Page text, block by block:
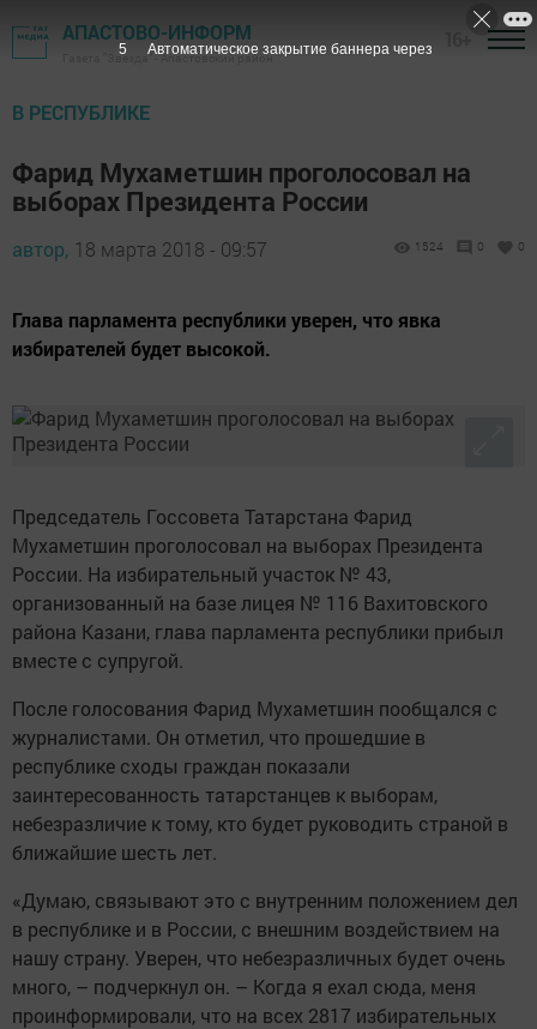
АПАСТОВО-ИНФОРМ
Газета "Звезда" - Апастовский район
В РЕСПУБЛИКЕ
Фарид Мухаметшин проголосовал на
выборах Президента России
автор, 18 марта 2018 - 09:57 1524 0 0
Глава парламента республики уверен, что явка
избирателей будет высокой.
Председатель Госсовета Татарстана Фарид
Мухаметшин проголосовал на выборах Президента
России. На избирательный участок № 43,
организованный на базе лицея № 116 Вахитовского
района Казани, глава парламента республики прибыл
вместе с супругой.
После голосования Фарид Мухаметшин пообщался с
журналистами. Он отметил, что прошедшие в
республике сходы граждан показали
заинтересованность татарстанцев к выборам,
небезразличие к тому, кто будет руководить страной в
ближайшие шесть лет.
«Думаю, связывают это с внутренним положением дел
в республике и в России, с внешним воздействием на
нашу страну. Уверен, что небезразличных будет очень
много, – подчеркнул он. – Когда я ехал сюда, меня
проинформировали, что на всех 2817 избирательных
4 Автоматическое закрытие баннера через